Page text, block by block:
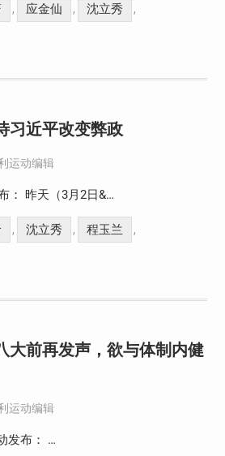
, 应金仙 , 沈立秀 ,
习近平改变弊政
运动编辑
： 昨天（3月2日&…
, 沈立秀 , 程玉兰 ,
大前再发声，欲与体制内健
运动编辑
发布： …